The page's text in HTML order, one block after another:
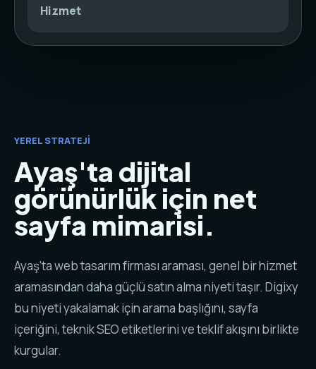
Hizmet
YEREL STRATEJI
Ayaş'ta dijital
görünürlük için net
sayfa mimarisi.
Ayaş'ta web tasarım firması araması, genel bir hizmet
aramasından daha güçlü satın alma niyeti taşır. Digixy
bu niyeti yakalamak için arama başlığını, sayfa
içeriğini, teknik SEO etiketlerini ve teklif akışını birlikte
kurgular.